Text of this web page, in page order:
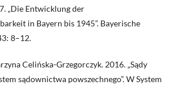
„Die Entwicklung der
in Bayern bis 1945”. Bayerische
8–12.
Celińska-Grzegorczyk. 2016. „Sądy
sądownictwa powszechnego”. W System